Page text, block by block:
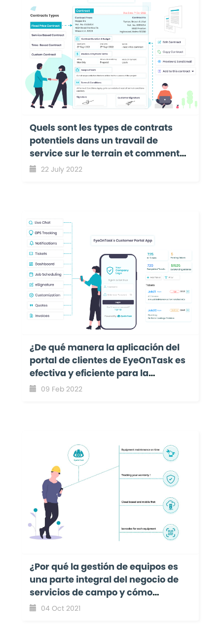
Quels sont les types de contrats
potentiels dans un travail de
service sur le terrain et comment
ces contrats sont gérés avec
22 July 2022
¿De qué manera la aplicación del
portal de clientes de EyeOnTask es
efectiva y eficiente para la
participación y colaboración del
09 Feb 2022
¿Por qué la gestión de equipos es
una parte integral del negocio de
servicios de campo y cómo
EyeOnTask lo hace aún más
04 Oct 2021